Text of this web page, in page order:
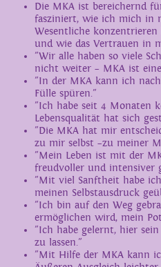
Die MKA ist bereichernd
fasziniert, wie ich mich in
Wesentliche
und wie das Vertrauen in
"Wir alle haben so viele
nicht weiter – MKA ist
"In der MKA kann ich
Fülle spüren."
"Ich habe seit 4 Monaten
Lebensqualität hat sich
"Die MKA hat mir
zu mir selbst –zu meiner
"Mein Leben ist mit der
freudvoller und intensiver
"Mit viel Sanftheit habe
meinen Selbstausdruck
"Ich bin auf den Weg
ermöglichen wird, mein
"Ich habe gelernt, hier
zu lassen."
"Mit Hilfe der MKA kann